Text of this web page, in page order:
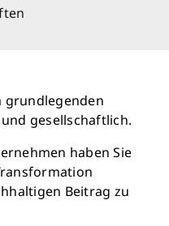
grundlegenden
gesellschaftlich.
haben Sie
Beitrag zu